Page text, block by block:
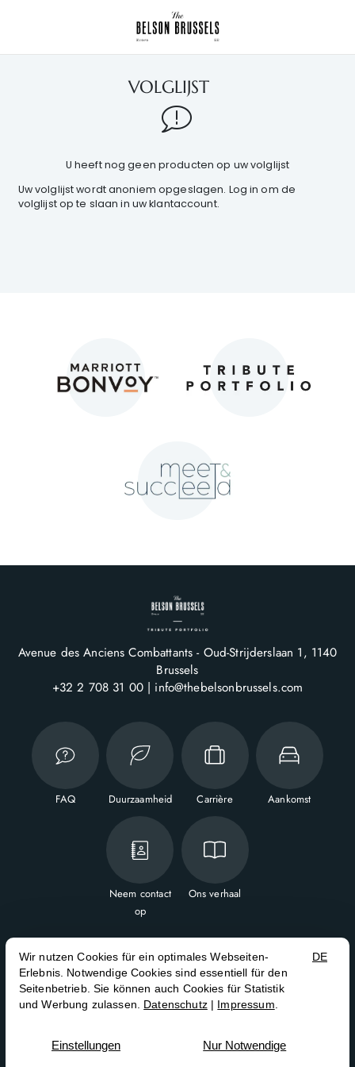
VOLGLIJST
U heeft nog geen producten op uw volglijst
Uw volglijst wordt anoniem opgeslagen. Log in om de
volglijst op te slaan in uw klantaccount.
Avenue des Anciens Combattants - Oud-Strijderslaan 1
1140
Brussels
+32 2 708 31 00
info@thebelsonbrussels.com
FAQ Duurzaamheid Carrière Aankomst
Neem contact
op
Ons verhaal
© 2026 The Belson Brussels — This hotel is owned by ASHG &
NL EN FR Contract annuleren Impressum Privacybeleid
Algemene voorwaarden
  